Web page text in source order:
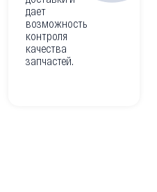
дает
возможность
контроля
качества
запчастей.